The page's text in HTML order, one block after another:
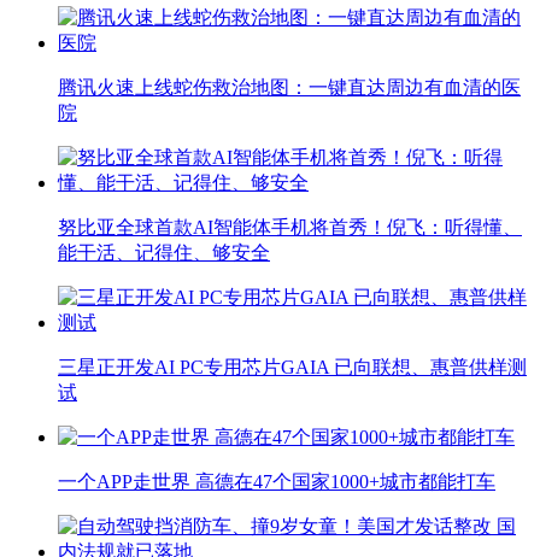
腾讯火速上线蛇伤救治地图：一键直达周边有血清的医
院
努比亚全球首款AI智能体手机将首秀！倪飞：听得懂、
能干活、记得住、够安全
三星正开发AI PC专用芯片GAIA 已向联想、惠普供样测
试
一个APP走世界 高德在47个国家1000+城市都能打车